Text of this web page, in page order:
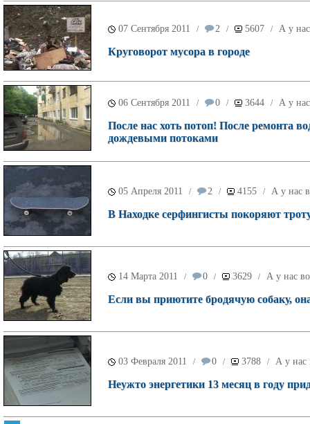
07 Сентября 2011 / 2 / 5607 / А у
Круговорот мусора в городе
06 Сентября 2011 / 0 / 3644 / А у
После нас хоть потоп! После ремонта
дождевыми потоками
05 Апреля 2011 / 2 / 4155 / А у нас
В Находке серфингисты покоряют
14 Марта 2011 / 0 / 3629 / А у нас
Если вы приютите бродячую собаку,
03 Февраля 2011 / 0 / 3788 / А у нас
Неужто энергетики 13 месяц в году